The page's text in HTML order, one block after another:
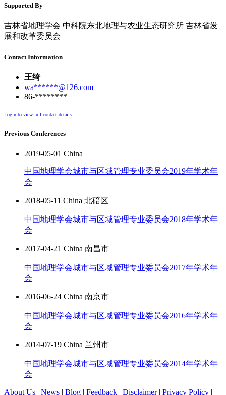
Supported By
吉林省地理学会 中科院东北地理与农业生态研究所 吉林省发
展和改革委员会
Contact Information
王绮
wa******@126.com
86-********
Login to view full contact details
Previous Conferences
2019-05-01 China
中国地理学会城市与区域管理专业委员会2019年学术年
会
2018-05-11 China 北碚区
中国地理学会城市与区域管理专业委员会2018年学术年
会
2017-04-21 China 南昌市
中国地理学会城市与区域管理专业委员会2017年学术年
会
2016-06-24 China 南京市
中国地理学会城市与区域管理专业委员会2016年学术年
会
2014-07-19 China 兰州市
中国地理学会城市与区域管理专业委员会2014年学术年
会
About Us | News | Blog | Feedback | Disclaimer | Privacy Policy |